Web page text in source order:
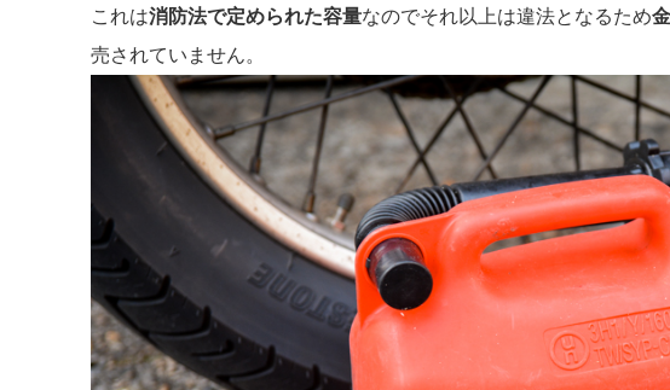
これは消防法で定められた容量なのでそれ以上は違法となるため
売されていません。